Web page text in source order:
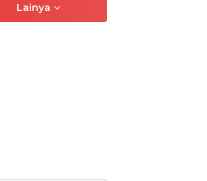
Lainya